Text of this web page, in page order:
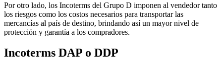
Por otro lado, los Incoterms del Grupo D imponen al vendedor tanto
los riesgos como los costos necesarios para transportar las
mercancías al país de destino, brindando así un mayor nivel de
protección y garantía a los compradores.
Incoterms DAP o DDP